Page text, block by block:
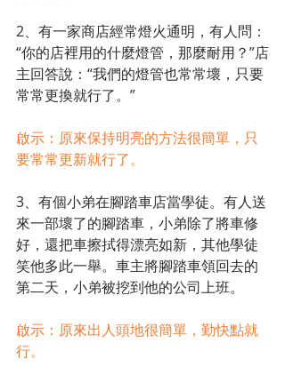
2、有一家商店經常燈火通明，有人問：
“你的店裡用的什麼燈管，那麼耐用？”店
主回答說：“我們的燈管也常常壞，只要
常常更換就行了。”
啟示：原來保持明亮的方法很簡單，只
要常常更新就行了。
3、有個小弟在腳踏車店當學徒。有人送
來一部壞了的腳踏車，小弟除了將車修
好，還把車擦拭得漂亮如新，其他學徒
笑他多此一舉。車主將腳踏車領回去的
第二天，小弟被挖到他的公司上班。
啟示：原來出人頭地很簡單，勤快點就
行。